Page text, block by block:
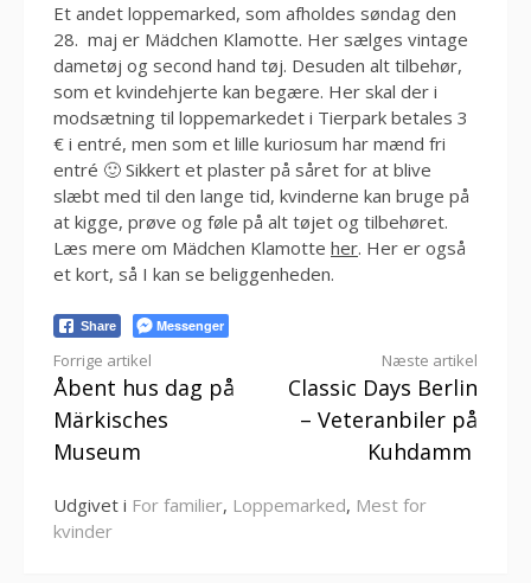
Et andet loppemarked, som afholdes søndag den
28. maj er Mädchen Klamotte. Her sælges vintage
dametøj og second hand tøj. Desuden alt tilbehør,
som et kvindehjerte kan begære. Her skal der i
modsætning til loppemarkedet i Tierpark betales 3
€ i entré, men som et lille kuriosum har mænd fri
entré 🙂 Sikkert et plaster på såret for at blive
slæbt med til den lange tid, kvinderne kan bruge på
at kigge, prøve og føle på alt tøjet og tilbehøret.
Læs mere om Mädchen Klamotte her. Her er også
et kort, så I kan se beliggenheden.
Share Messenger
Læs
videre
Forrige artikel
Åbent hus dag på
Märkisches
Museum
Næste artikel
Classic Days Berlin
– Veteranbiler på
Kuhdamm
Udgivet i For familier, Loppemarked, Mest for
kvinder